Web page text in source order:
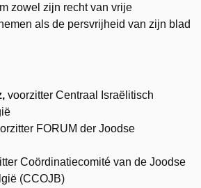
zowel zijn recht van vrije
als de persvrijheid van zijn blad
voorzitter Centraal Israëlitisch
FORUM der Joodse
Coördinatiecomité van de Joodse
(CCOJB)